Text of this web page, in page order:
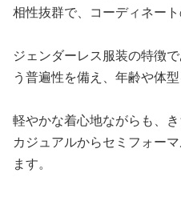
相性抜群で、コーディネート
ジェンダーレス服装の特徴
う普遍性を備え、年齢や体
軽やかな着心地ながらも、
カジュアルからセミフォー
ます。